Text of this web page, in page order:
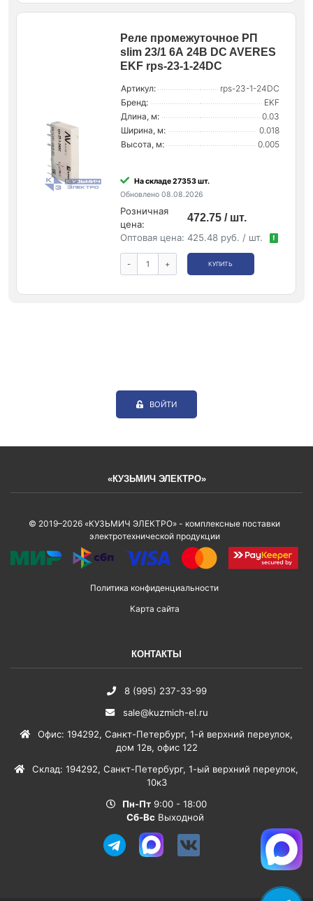
Реле промежуточное РП
slim 23/1 6А 24В DC AVERES
EKF rps-23-1-24DC
Артикул:
rps-23-1-24DC
Бренд:
EKF
Длина, м:
0.03
Ширина, м:
0.018
Высота, м:
0.005
На складе 27353 шт.
Обновлено 08.08.2026
Розничная
цена:
472.75 / шт.
Оптовая цена: 425.48 руб. / шт. !
- + КУПИТЬ
ВОЙТИ
«КУЗЬМИЧ ЭЛЕКТРО»
© 2019–2026 «КУЗЬМИЧ ЭЛЕКТРО» - комплексные поставки
электротехнической продукции
Политика конфиденциальности
Карта сайта
КОНТАКТЫ
8 (995) 237-33-99
sale@kuzmich-el.ru
Офис: 194292, Санкт-Петербург, 1-й верхний переулок,
дом 12в, офис 122
Склад: 194292, Санкт-Петербург, 1-ый верхний переулок,
10к3
Пн-Пт 9:00 - 18:00
Сб-Вс Выходной